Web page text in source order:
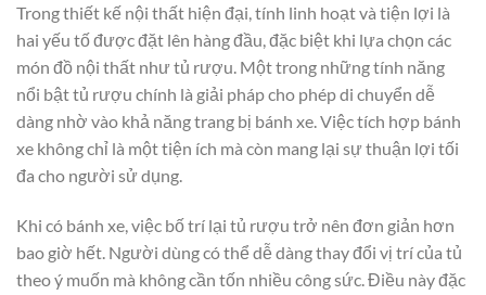
Trong thiết kế nội thất hiện đại, tính linh hoạt và tiện lợi là
hai yếu tố được đặt lên hàng đầu, đặc biệt khi lựa chọn các
món đồ nội thất như tủ rượu. Một trong những tính năng
nổi bật tủ rượu chính là giải pháp cho phép di chuyển dễ
dàng nhờ vào khả năng trang bị bánh xe. Việc tích hợp bánh
xe không chỉ là một tiện ích mà còn mang lại sự thuận lợi tối
đa cho người sử dụng.
Khi có bánh xe, việc bố trí lại tủ rượu trở nên đơn giản hơn
bao giờ hết. Người dùng có thể dễ dàng thay đổi vị trí của tủ
theo ý muốn mà không cần tốn nhiều công sức. Điều này đặc